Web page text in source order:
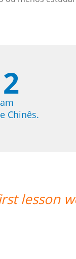
Chinês.
lesson